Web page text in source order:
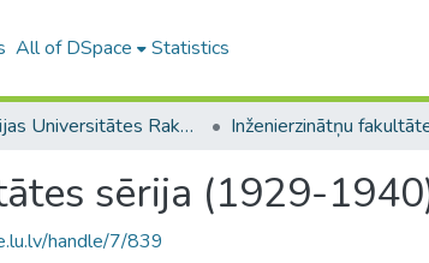
All of DSpace Statistics
Latvijas Universitātes Raksti (1923–1943)
sērija (1929-
handle/7/839